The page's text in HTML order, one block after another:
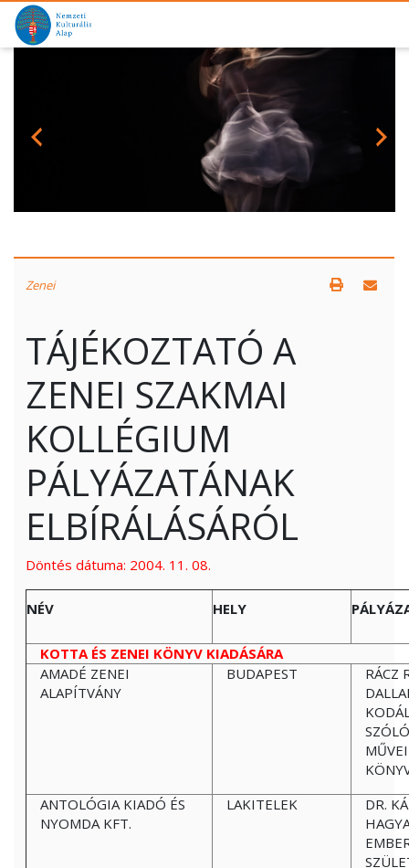
Zenei
TÁJÉKOZTATÓ A
ZENEI SZAKMAI
KOLLÉGIUM
PÁLYÁZATÁNAK
ELBÍRÁLÁSÁRÓL
Döntés dátuma: 2004. 11. 08.
NÉV HELY
KOTTA ÉS ZENEI KÖNYV KIADÁSÁRA
AMADÉ ZENEI
ALAPÍTVÁNY
BUDAPEST
RÁCZ
ANTOLÓGIA KIADÓ ÉS
NYOMDA KFT.
LAKITELEK
DR.